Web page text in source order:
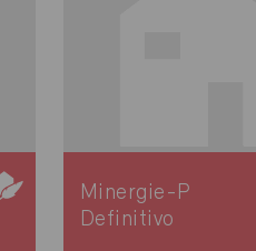
Minergie-P
Definitivo